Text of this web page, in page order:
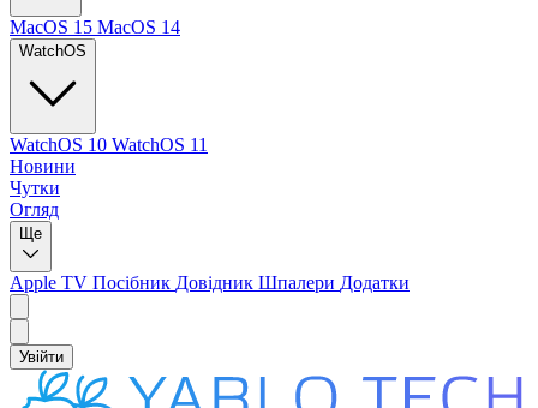
MacOS 15 MacOS 14
WatchOS
WatchOS 10 WatchOS 11
Новини
Чутки
Огляд
Ще
Apple TV Посібник Довідник Шпалери Додатки
Увійти